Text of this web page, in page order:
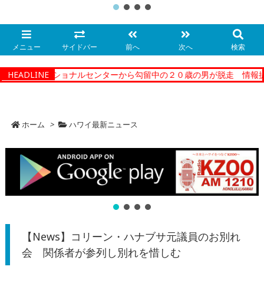
メニュー サイドバー 前へ 次へ 検索
HEADLINE
ーコレクショナルセンターから勾留中の２０歳の男が脱走 情報提供
ホーム > ハワイ最新ニュース
【News】コリーン・ハナブサ元議員のお別れ
会 関係者が参列し別れを惜しむ